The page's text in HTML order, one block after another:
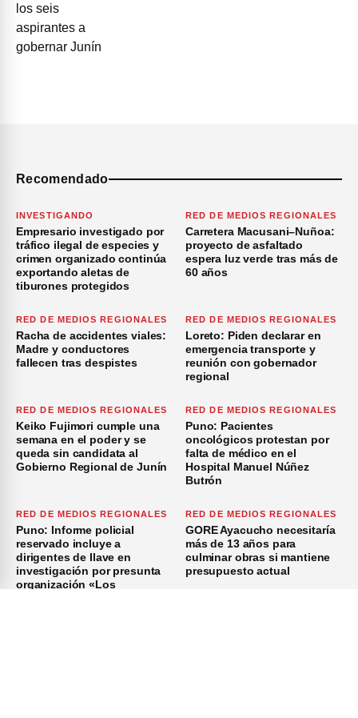
Recomendado
INVESTIGANDO
Empresario investigado por
tráfico ilegal de especies y
crimen organizado continúa
exportando aletas de
tiburones protegidos
RED DE MEDIOS REGIONALES
Carretera Macusani–Nuñoa:
proyecto de asfaltado
espera luz verde tras más de
60 años
RED DE MEDIOS REGIONALES
Racha de accidentes viales:
Madre y conductores
fallecen tras despistes
RED DE MEDIOS REGIONALES
Loreto: Piden declarar en
emergencia transporte y
reunión con gobernador
regional
RED DE MEDIOS REGIONALES
Keiko Fujimori cumple una
semana en el poder y se
queda sin candidata al
Gobierno Regional de Junín
RED DE MEDIOS REGIONALES
Puno: Pacientes
oncológicos protestan por
falta de médico en el
Hospital Manuel Núñez
Butrón
RED DE MEDIOS REGIONALES
Puno: Informe policial
reservado incluye a
dirigentes de Ilave en
investigación por presunta
organización «Los
RED DE MEDIOS REGIONALES
GORE Ayacucho necesitaría
más de 13 años para
culminar obras si mantiene
presupuesto actual